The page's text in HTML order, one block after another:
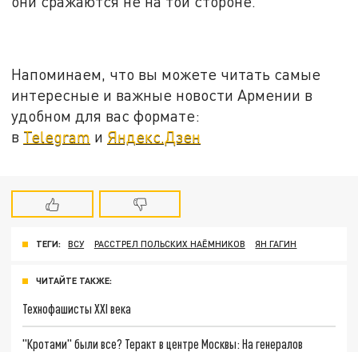
Напоминаем, что вы можете читать самые
интересные и важные новости Армении в
удобном для вас формате:
в Telegram и Яндекс.Дзен
ТЕГИ: ВСУ РАССТРЕЛ ПОЛЬСКИХ НАЁМНИКОВ ЯН ГАГИН
ЧИТАЙТЕ ТАКЖЕ:
Технофашисты XXI века
"Кротами" были все? Теракт в центре Москвы: На генералов